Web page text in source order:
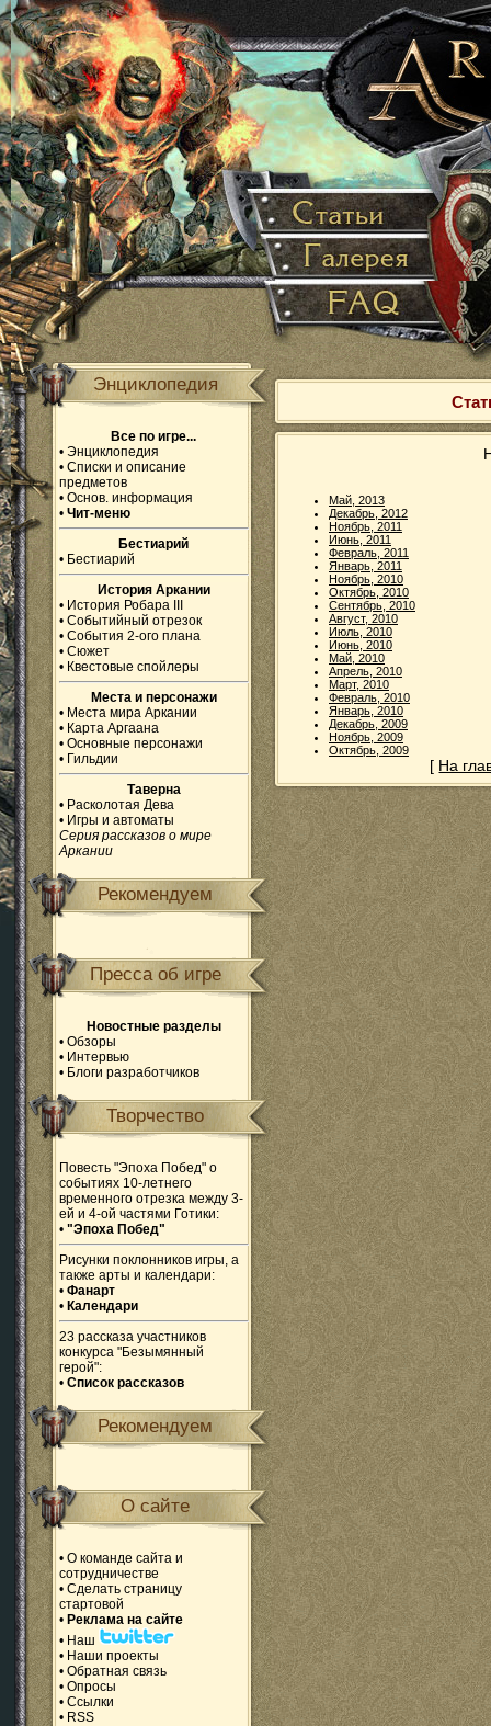
Энциклопедия
Все по игре...
• Энциклопедия
• Списки и описание
предметов
• Основ. информация
• Чит-меню
Бестиарий
• Бестиарий
История Аркании
• История Робара III
• Событийный отрезок
• События 2-ого плана
• Сюжет
• Квестовые спойлеры
Места и персонажи
• Места мира Аркании
• Карта Аргаана
• Основные персонажи
• Гильдии
Таверна
• Расколотая Дева
• Игры и автоматы
Серия рассказов о мире
Аркании
Рекомендуем
Пресса об игре
Новостные разделы
• Обзоры
• Интервью
• Блоги разработчиков
Творчество
Повесть "Эпоха Побед" о
событиях 10-летнего
временного отрезка между 3-
ей и 4-ой частями Готики:
• "Эпоха Побед"
Рисунки поклонников игры, а
также арты и календари:
• Фанарт
• Календари
23 рассказа участников
конкурса "Безымянный
герой":
• Список рассказов
Рекомендуем
О сайте
• О команде сайта и
сотрудничестве
• Сделать страницу
стартовой
• Реклама на сайте
• Наш
• Наши проекты
• Обратная связь
• Опросы
• Ссылки
• RSS
Май, 2013
Декабрь, 2012
Ноябрь, 2011
Июнь, 2011
Февраль, 2011
Январь, 2011
Ноябрь, 2010
Октябрь, 2010
Сентябрь, 2010
Август, 2010
Июль, 2010
Июнь, 2010
Май, 2010
Апрель, 2010
Март, 2010
Февраль, 2010
Январь, 2010
Декабрь, 2009
Ноябрь, 2009
Октябрь, 2009
[ На